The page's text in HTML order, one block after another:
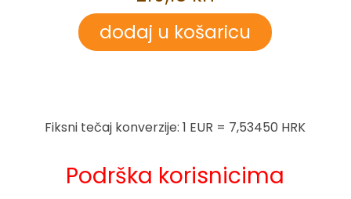
Fiksni tečaj konverzije: 1 EUR = 7,53450 HRK
Podrška korisnicima